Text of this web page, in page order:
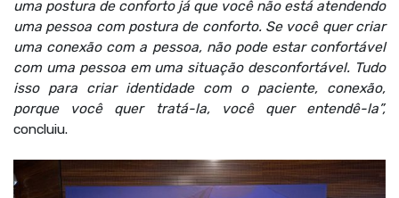
uma postura de conforto já que você não está atendendo
uma pessoa com postura de conforto. Se você quer criar
uma conexão com a pessoa, não pode estar confortável
com uma pessoa em uma situação desconfortável. Tudo
isso para criar identidade com o paciente, conexão,
porque você quer tratá-la, você quer entendê-la”,
concluiu.